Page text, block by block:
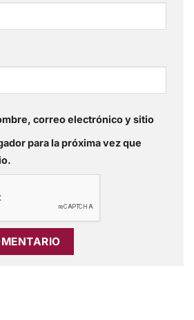
correo electrónico y sitio
para la próxima vez que